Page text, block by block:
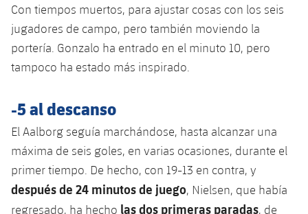
Con tiempos muertos, para ajustar cosas con los seis
jugadores de campo, pero también moviendo la
portería. Gonzalo ha entrado en el minuto 10, pero
tampoco ha estado más inspirado.
-5 al descanso
El Aalborg seguía marchándose, hasta alcanzar una
máxima de seis goles, en varias ocasiones, durante el
primer tiempo. De hecho, con 19-13 en contra, y
después de 24 minutos de juego, Nielsen, que había
regresado, ha hecho las dos primeras paradas, de